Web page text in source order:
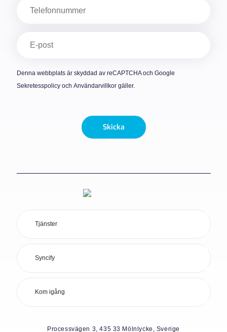
post(Obligatoriskt)
Denna webbplats är skyddad av reCAPTCHA och Google
Sekretesspolicyoch Användarvillkorgäller.
Skicka
Tjänster
Syncify
Kom igång
Processvägen 3, 435 33 Mölnlycke, Sverige